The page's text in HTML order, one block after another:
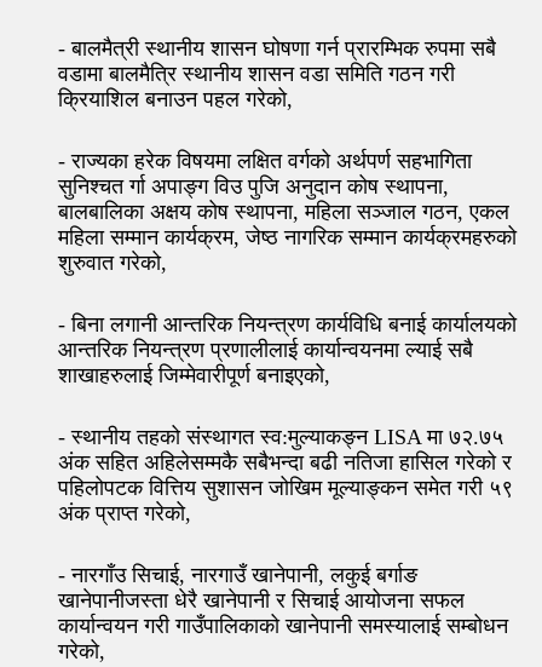
- बालमैत्री स्थानीय शासन घोषणा गर्न प्रारम्भिक रुपमा सबै
वडामा बालमैत्रि स्थानीय शासन वडा समिति गठन गरी
क्रियाशिल बनाउन पहल गरेको,
- राज्यका हरेक विषयमा लक्षित वर्गको अर्थपर्ण सहभागिता
सुनिश्चत र्गा अपाङ्ग विउ पुजि अनुदान कोष स्थापना,
बालबालिका अक्षय कोष स्थापना, महिला सञ्जाल गठन, एकल
महिला सम्मान कार्यक्रम, जेष्ठ नागरिक सम्मान कार्यक्रमहरुको
शुरुवात गरेको,
- बिना लगानी आन्तरिक नियन्त्रण कार्यविधि बनाई कार्यालयको
आन्तरिक नियन्त्रण प्रणालीलाई कार्यान्वयनमा ल्याई सबै
शाखाहरुलाई जिम्मेवारीपूर्ण बनाइएको,
- स्थानीय तहको संस्थागत स्व:मुल्याकङ्न LISA मा ७२.७५
अंक सहित अहिलेसम्मकै सबैभन्दा बढी नतिजा हासिल गरेको र
पहिलोपटक वित्तिय सुशासन जोखिम मूल्याङ्कन समेत गरी ५९
अंक प्राप्त गरेको,
- नारगाँउ सिचाई, नारगाउँ खानेपानी, लकुई बर्गाङ
खानेपानीजस्ता धेरै खानेपानी र सिचाई आयोजना सफल
कार्यान्वयन गरी गाउँपालिकाको खानेपानी समस्यालाई सम्बोधन
गरेको,